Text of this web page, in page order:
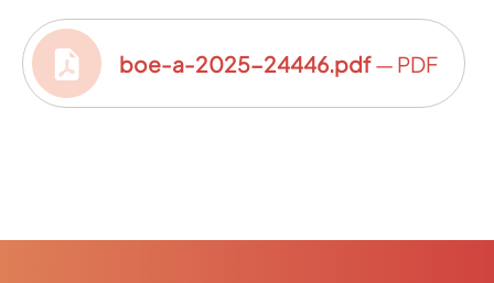
boe-a-2025-24446.pdf— PDF